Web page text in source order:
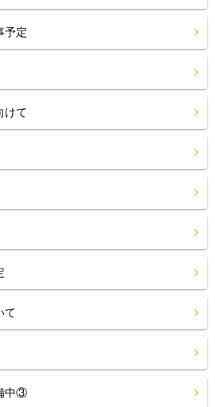
予定
けて
て
中③